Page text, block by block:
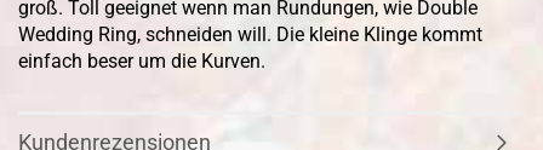
groß. Toll geeignet wenn man Rundungen, wie Double
Wedding Ring, schneiden will. Die kleine Klinge kommt
einfach beser um die Kurven.
Kundenrezensionen